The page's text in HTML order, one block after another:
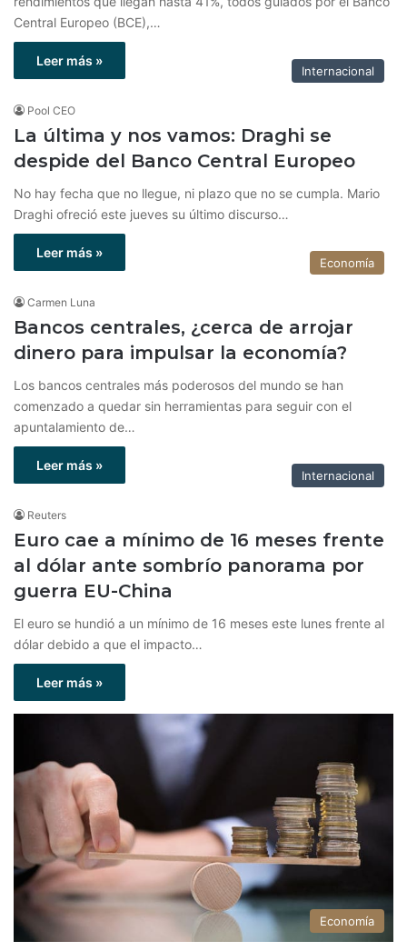
Central Europeo (BCE),…
Leer más »
Internacional
Pool CEO
La última y nos vamos: Draghi se
despide del Banco Central Europeo
No hay fecha que no llegue, ni plazo que no se cumpla. Mario
Draghi ofreció este jueves su último discurso…
Leer más »
Economía
Carmen Luna
Bancos centrales, ¿cerca de arrojar
dinero para impulsar la economía?
Los bancos centrales más poderosos del mundo se han
comenzado a quedar sin herramientas para seguir con el
apuntalamiento de…
Leer más »
Internacional
Reuters
Euro cae a mínimo de 16 meses frente
al dólar ante sombrío panorama por
guerra EU-China
El euro se hundió a un mínimo de 16 meses este lunes frente al
dólar debido a que el impacto…
Leer más »
Economía